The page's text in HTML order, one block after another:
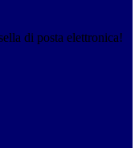
di posta elettronica!